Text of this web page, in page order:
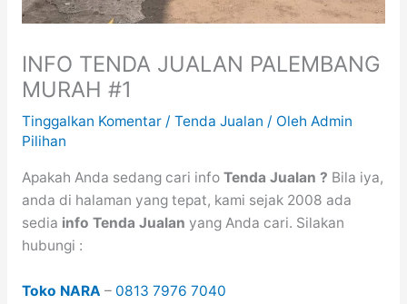
INFO TENDA JUALAN PALEMBANG
MURAH #1
Tinggalkan Komentar / Tenda Jualan / Oleh Admin
Pilihan
Apakah Anda sedang cari info Tenda Jualan ? Bila iya,
anda di halaman yang tepat, kami sejak 2008 ada
sedia info Tenda Jualan yang Anda cari. Silakan
hubungi :
Toko NARA – 0813 7976 7040